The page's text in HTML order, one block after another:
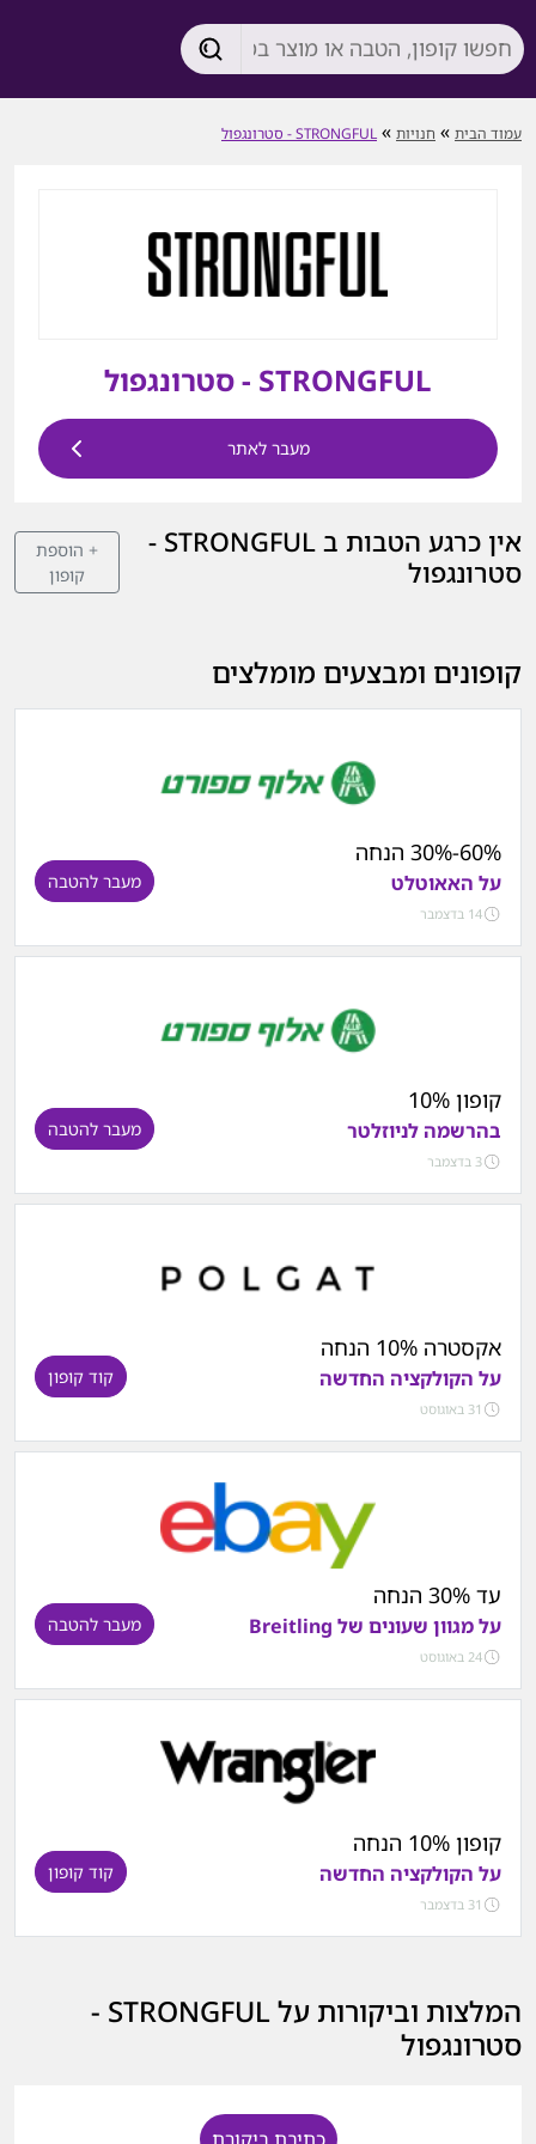
עמוד הבית » חנויות » STRONGFUL - סטרונגפול
STRONGFUL - סטרונגפול
מעבר לאתר
אין כרגע הטבות ב STRONGFUL -
סטרונגפול
+ הוספת
קופון
קופונים ומבצעים מומלצים
60%-30% הנחה
על האאוטלט
14 בדצמבר
מעבר להטבה
קופון 10%
בהרשמה לניוזלטר
3 בדצמבר
מעבר להטבה
אקסטרה 10% הנחה
על הקולקציה החדשה
31 באוגוסט
קוד קופון
עד 30% הנחה
על מגוון שעונים של Breitling
24 באוגוסט
מעבר להטבה
קופון 10% הנחה
על הקולקציה החדשה
31 בדצמבר
קוד קופון
המלצות וביקורות על STRONGFUL -
סטרונגפול